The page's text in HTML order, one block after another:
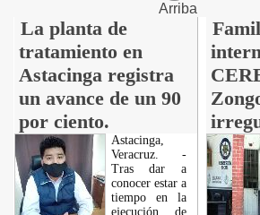
Arriba
La planta de
tratamiento en
Astacinga registra
un avance de un 90
por ciento.
Astacinga,
Veracruz. -
Tras dar a
conocer estar a
tiempo en la
ejecución de